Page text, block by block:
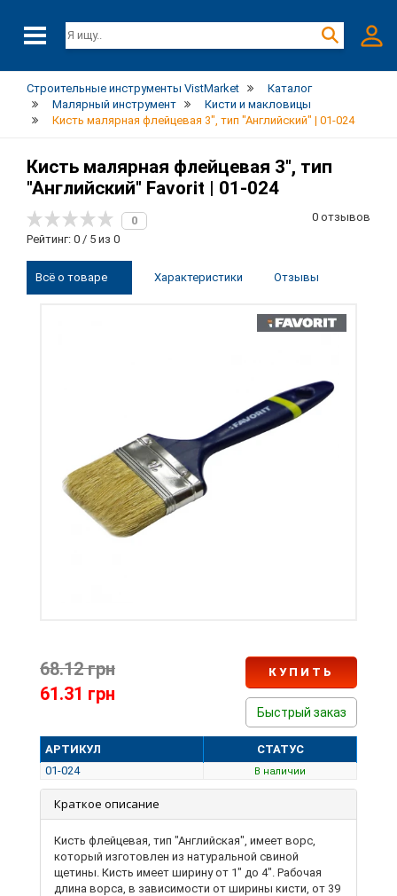
Строительные инструменты VistMarket
Каталог
Малярный инструмент
Кисти и макловицы
Кисть малярная флейцевая 3", тип "Английский" | 01-024
Кисть малярная флейцевая 3", тип
"Английский" Favorit | 01-024
0
Рейтинг: 0 / 5 из 0
0 отзывов
Всё о товаре Характеристики Отзывы
68.12 грн
61.31 грн
Быстрый заказ
КУПИТЬ
АРТИКУЛ
СТАТУС
01-024
В наличии
Краткое описание
Кисть флейцевая, тип "Английская", имеет ворс,
который изготовлен из натуральной свиной
щетины. Кисть имеет ширину от 1" до 4". Рабочая
длина ворса, в зависимости от ширины кисти, от 39